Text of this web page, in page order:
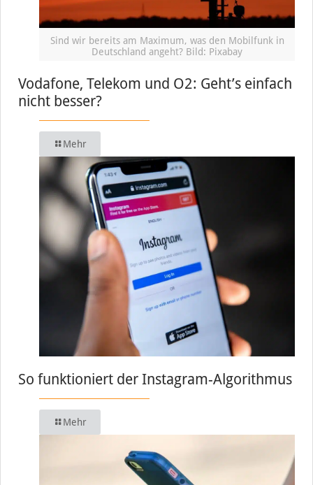
Sind wir bereits am Maximum, was den Mobilfunk in
Deutschland angeht? Bild: Pixabay
Vodafone, Telekom und O2: Geht’s einfach
nicht besser?
Mehr
So funktioniert der Instagram-Algorithmus
Mehr